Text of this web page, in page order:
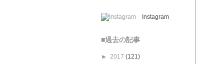
Instagram
■過去の記事
► 2017 (121)